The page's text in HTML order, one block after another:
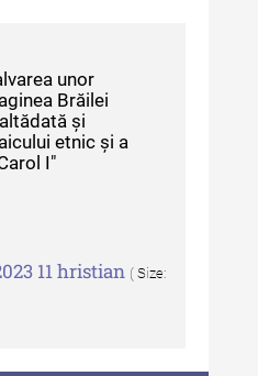
unor
Brăilei
și
etnic și a
I"
11 hristian ( Size: